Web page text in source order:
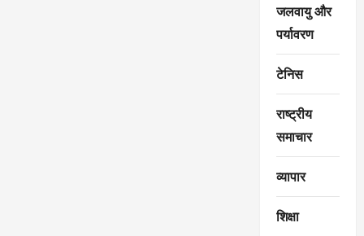
जलवायु और
पर्यावरण
टेनिस
राष्ट्रीय
समाचार
व्यापार
शिक्षा